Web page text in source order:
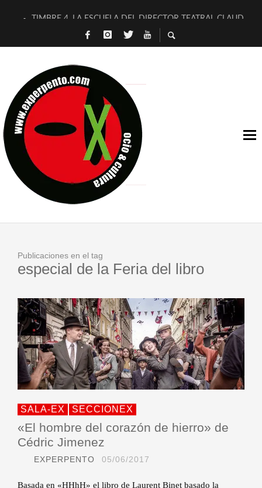
TIMBRE 4, LA ESCUELA DEL DIRECTOR TEATRAL CLAUDIO
30 AÑOS (NO ES NADA) DE LA KATARSIS DEL TOMATAZO
D’BALDOMEROS REINVENTAN [BITÁCORA 3.0] EN EXVITA
MARSHALL FLASH PRESENTA EN EXVITA [RELATIVA
JOFRE BARDAGÍ EN EXVITA INTERPRETANDO A SERRAT
YORCH PRESENTA [CURSO DE ARMONÍA PERSECUTORIA]
MAGALÍ SARE NOS EXPLICA [DESCASADA]
«NO TENGO PUTOS SUEÑOS»
Publicaciones en el tag
especial de la Feria del libro
SALA-EX SECCIONEX
«El hombre del corazón de hierro» de
Cédric Jimenez
EXPERPENTO 05/06/2017
Basada en «HHhH» el libro de Laurent Binet basado la